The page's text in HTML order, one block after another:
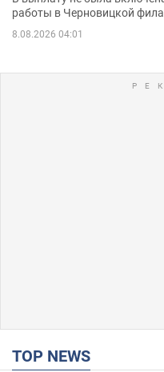
работы в Черновицкой
8.08.2026 04:01
TOP NEWS